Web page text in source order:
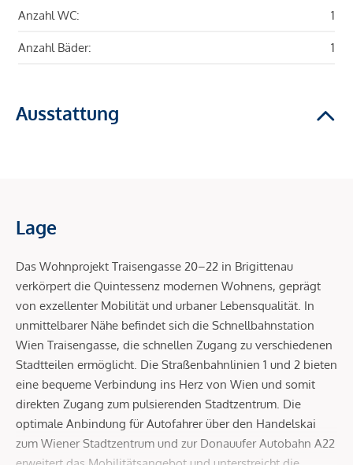
Anzahl WC: 1
Anzahl Bäder: 1
Ausstattung
Lage
Das Wohnprojekt Traisengasse 20–22 in Brigittenau
verkörpert die Quintessenz modernen Wohnens, geprägt
von exzellenter Mobilität und urbaner Lebensqualität. In
unmittelbarer Nähe befindet sich die Schnellbahnstation
Wien Traisengasse, die schnellen Zugang zu verschiedenen
Stadtteilen ermöglicht. Die Straßenbahnlinien 1 und 2 bieten
eine bequeme Verbindung ins Herz von Wien und somit
direkten Zugang zum pulsierenden Stadtzentrum. Die
optimale Anbindung für Autofahrer über den Handelskai
zum Wiener Stadtzentrum und zur Donauufer Autobahn A22